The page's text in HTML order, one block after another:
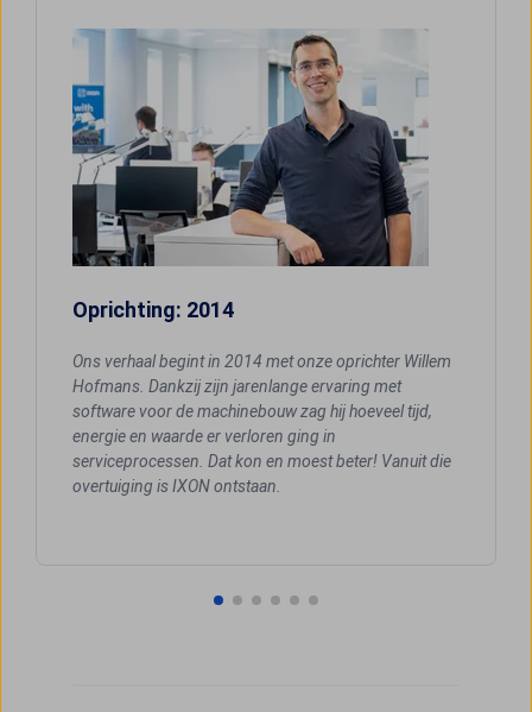
Oprichting: 2014
Ons verhaal begint in 2014 met onze oprichter Willem
Hofmans. Dankzij zijn jarenlange ervaring met
software voor de machinebouw zag hij hoeveel tijd,
energie en waarde er verloren ging in
serviceprocessen. Dat kon en moest beter! Vanuit die
overtuiging is IXON ontstaan.